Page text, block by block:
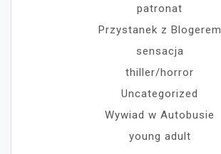
patronat
Przystanek z Blogerem
sensacja
thiller/horror
Uncategorized
Wywiad w Autobusie
young adult